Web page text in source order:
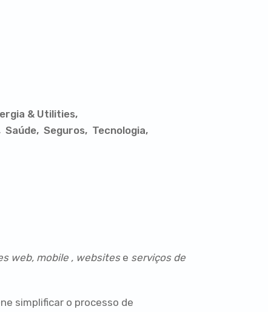
& Utilities
Saúde Seguros
Tecnologia
web, mobile , websitese serviços de
simplificar o processo de